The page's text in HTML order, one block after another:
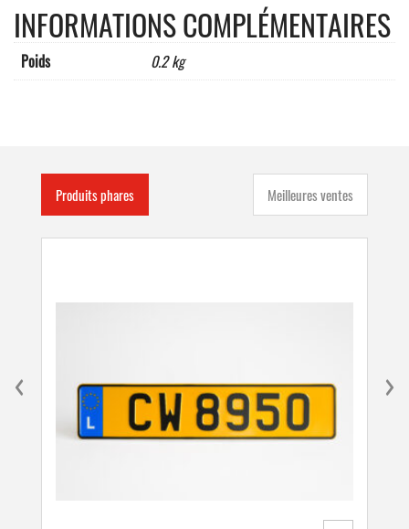
ou
en
angleJaune
/
INFORMATIONS COMPLÉMENTAIRES
Poids 0.2 kg
Produits phares Meilleures ventes